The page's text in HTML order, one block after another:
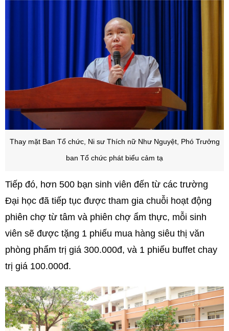
Thay mặt Ban Tổ chức, Ni sư Thích nữ Như Nguyệt, Phó Trưởng
ban Tổ chức phát biểu cảm tạ
Tiếp đó, hơn 500 bạn sinh viên đến từ các trường
Đại học đã tiếp tục được tham gia chuỗi hoạt động
phiên chợ từ tâm và phiên chợ ẩm thực, mỗi sinh
viên sẽ được tặng 1 phiếu mua hàng siêu thị văn
phòng phẩm trị giá 300.000đ, và 1 phiếu buffet chay
trị giá 100.000đ.